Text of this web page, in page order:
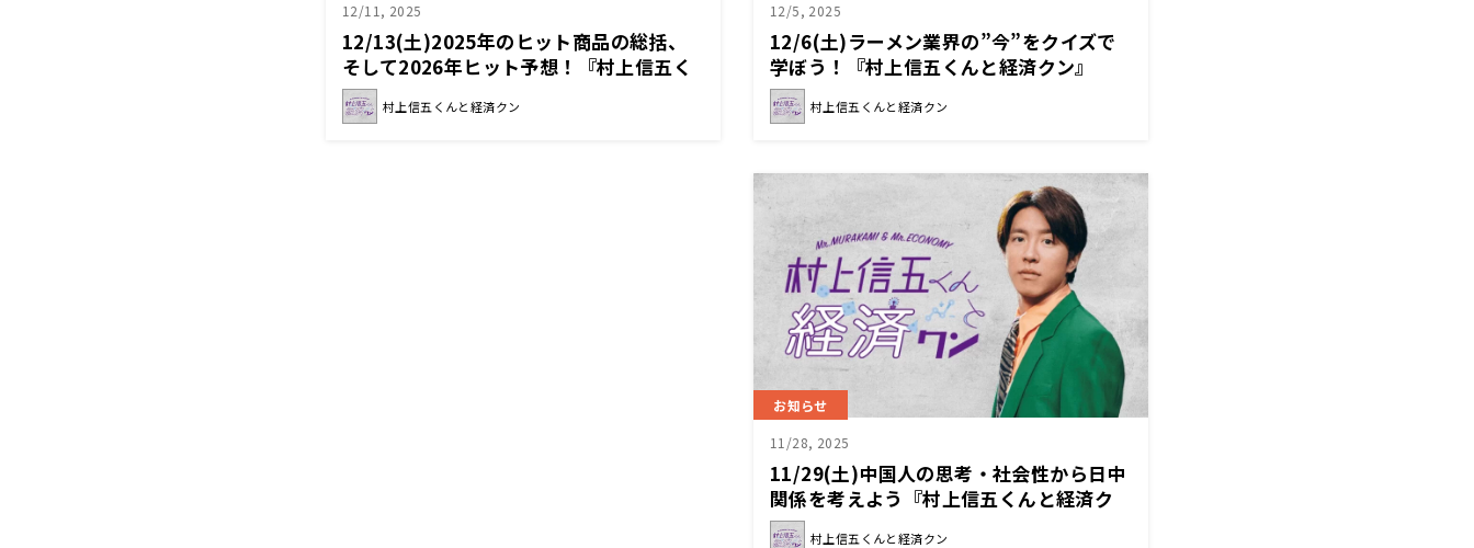
12/11, 2025
12/13(土)2025年のヒット商品の総括、
そして2026年ヒット予想！『村上信五く
んと経済クン』
村上信五くんと経済クン
12/5, 2025
12/6(土)ラーメン業界の”今”をクイズで
学ぼう！『村上信五くんと経済クン』
村上信五くんと経済クン
お知らせ
11/28, 2025
11/29(土)中国人の思考・社会性から日中
関係を考えよう『村上信五くんと経済ク
ン』
村上信五くんと経済クン